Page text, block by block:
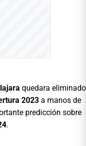
quedara eliminado
2023 a manos de
predicción sobre
.